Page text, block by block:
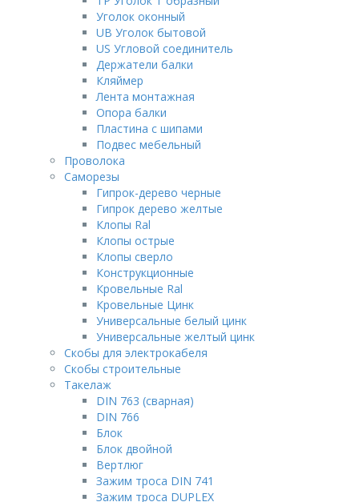
Уголок оконный
UB Уголок бытовой
US Угловой соединитель
Держатели балки
Кляймер
Лента монтажная
Опора балки
Пластина с шипами
Подвес мебельный
Проволока
Саморезы
Гипрок-дерево черные
Гипрок дерево желтые
Клопы Ral
Клопы острые
Клопы сверло
Конструкционные
Кровельные Ral
Кровельные Цинк
Универсальные белый цинк
Универсальные желтый цинк
Скобы для электрокабеля
Скобы строительные
Такелаж
DIN 763 (сварная)
DIN 766
Блок
Блок двойной
Вертлюг
Зажим троса DIN 741
Зажим троса DUPLEX